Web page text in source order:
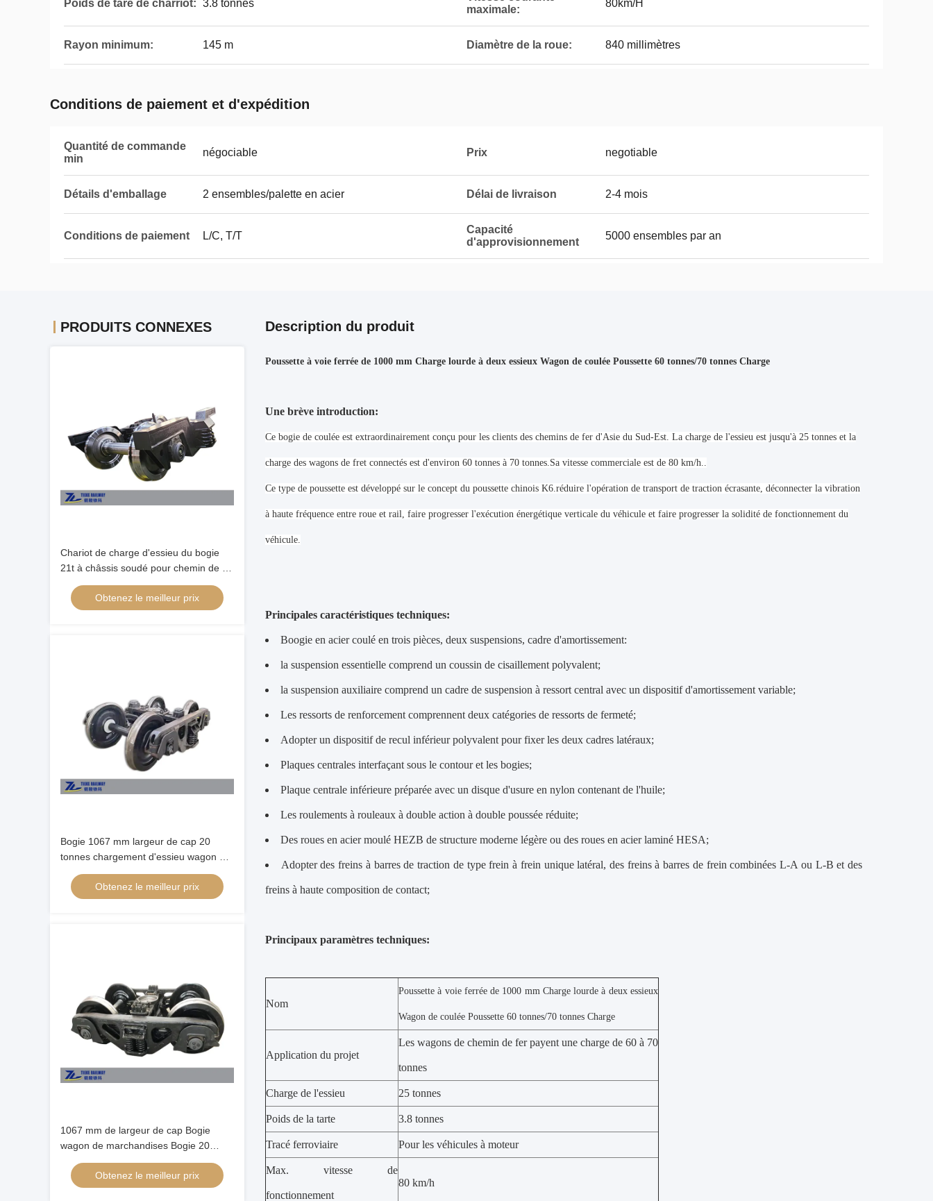
Poids de tare de charriot: 3.8 tonnes
maximale:
80km/H
Rayon minimum: 145 m Diamètre de la roue: 840 millimètres
Conditions de paiement et d'expédition
Quantité de commande
min
négociable Prix negotiable
Détails d'emballage 2 ensembles/palette en acier Délai de livraison 2-4 mois
Conditions de paiement L/C, T/T
Capacité
d'approvisionnement
5000 ensembles par an
PRODUITS CONNEXES
Chariot de charge d'essieu du bogie
21t à châssis soudé pour chemin de fer
à voie de 1000 mm
Obtenez le meilleur prix
Bogie 1067 mm largeur de cap 20
tonnes chargement d'essieu wagon de
chemin de fer wagon de camion
Obtenez le meilleur prix
1067 mm de largeur de cap Bogie
wagon de marchandises Bogie 20
tonnes charge payante 80m petit rayon
de courbeObtenez le meilleur prix
Description du produit
Poussette à voie ferrée de 1000 mm Charge lourde à deux essieux Wagon de coulée Poussette 60 tonnes/70 tonnes Charge
Une brève introduction:
Ce bogie de coulée est extraordinairement conçu pour les clients des chemins de fer d'Asie du Sud-Est. La charge de l'essieu est jusqu'à 25 tonnes et la
charge des wagons de fret connectés est d'environ 60 tonnes à 70 tonnes.Sa vitesse commerciale est de 80 km/h..
Ce type de poussette est développé sur le concept du poussette chinois K6.réduire l'opération de transport de traction écrasante, déconnecter la vibration
à haute fréquence entre roue et rail, faire progresser l'exécution énergétique verticale du véhicule et faire progresser la solidité de fonctionnement du
véhicule.
Principales caractéristiques techniques:
Boogie en acier coulé en trois pièces, deux suspensions, cadre d'amortissement:
la suspension essentielle comprend un coussin de cisaillement polyvalent;
la suspension auxiliaire comprend un cadre de suspension à ressort central avec un dispositif d'amortissement variable;
Les ressorts de renforcement comprennent deux catégories de ressorts de fermeté;
Adopter un dispositif de recul inférieur polyvalent pour fixer les deux cadres latéraux;
Plaques centrales interfaçant sous le contour et les bogies;
Plaque centrale inférieure préparée avec un disque d'usure en nylon contenant de l'huile;
Les roulements à rouleaux à double action à double poussée réduite;
Des roues en acier moulé HEZB de structure moderne légère ou des roues en acier laminé HESA;
Adopter des freins à barres de traction de type frein à frein unique latéral, des freins à barres de frein combinées L-A ou L-B et des
freins à haute composition de contact;
Principaux paramètres techniques:
Nom
Poussette à voie ferrée de 1000 mm Charge lourde à deux essieux
Wagon de coulée Poussette 60 tonnes/70 tonnes Charge
Application du projet
Les wagons de chemin de fer payent une charge de 60 à 70
tonnes
Charge de l'essieu 25 tonnes
Poids de la tarte 3.8 tonnes
Tracé ferroviaire Pour les véhicules à moteur
Max. vitesse de
fonctionnement
80 km/h